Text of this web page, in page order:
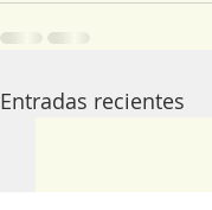
Entradas recientes